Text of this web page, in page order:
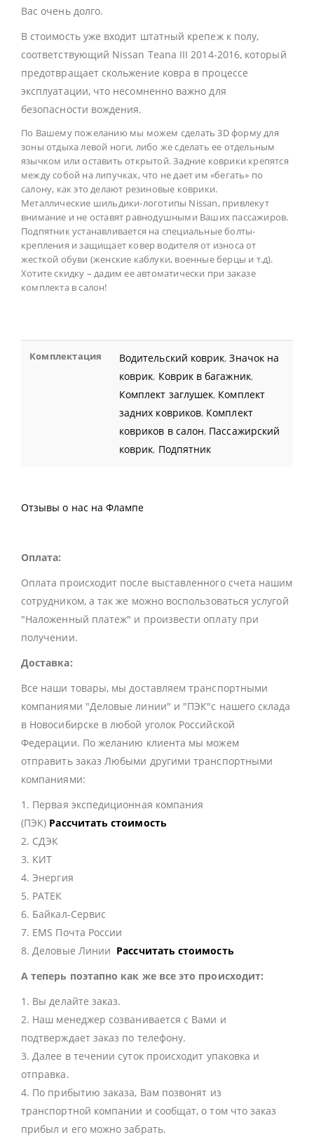
Вас очень долго.
В стоимость уже входит штатный крепеж к полу,
соответствующий Nissan Teana III 2014-2016, который
предотвращает скольжение ковра в процессе
эксплуатации, что несомненно важно для
безопасности вождения.
По Вашему пожеланию мы можем сделать 3D форму для
зоны отдыха левой ноги, либо же сделать ее отдельным
язычком или оставить открытой. Задние коврики крепятся
между собой на липучках, что не дает им «бегать» по
салону, как это делают резиновые коврики.
Металлические шильдики-логотипы Nissan, привлекут
внимание и не оставят равнодушными Ваших пассажиров.
Подпятник устанавливается на специальные болты-
крепления и защищает ковер водителя от износа от
жесткой обуви (женские каблуки, военные берцы и т.д).
Хотите скидку – дадим ее автоматически при заказе
комплекта в салон!
Комплектация Водительский коврик,Значок на
коврик, Коврик в багажник,
Комплект заглушек, Комплект
задних ковриков, Комплект
ковриков в салон, Пассажирский
коврик, Подпятник
Отзывы о нас на Флампе
Оплата:
Оплата происходит после выставленного счета нашим
сотрудником, а так же можно воспользоваться услугой
"Наложенный платеж" и произвести оплату при
получении.
Доставка:
Все наши товары, мы доставляем транспортными
компаниями "Деловые линии" и "ПЭК"с нашего склада
в Новосибирске в любой уголок Российской
Федерации. По желанию клиента мы можем
отправить заказ Любыми другими транспортными
компаниями:
1. Первая экспедиционная компания
(ПЭК) Рассчитать стоимость
2. СДЭК
3. КИТ
4. Энергия
5. РАТЕК
6. Байкал-Сервис
7. EMS Почта России
8. Деловые Линии Рассчитать стоимость
А теперь поэтапно как же все это происходит:
1. Вы делайте заказ.
2. Наш менеджер созванивается с Вами и
подтверждает заказ по телефону.
3. Далее в течении суток происходит упаковка и
отправка.
4. По прибытию заказа, Вам позвонят из
транспортной компании и сообщат, о том что заказ
прибыл и его можно забрать.